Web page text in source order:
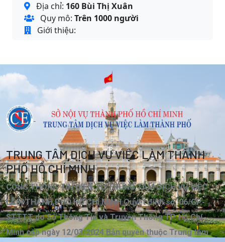
Địa chỉ: 160 Bùi Thị Xuân
Quy mô: Trên 1000 người
Giới thiệu:
TRUNG TÂM DỊCH VỤ VIỆC LÀM THÀNH
PHỐ HỒ CHÍ MINH
CỔNG THÔNG TIN ĐIỆN TỬ TRUNG TÂM DỊCH VỤ VIỆC
LÀM THÀNH PHỐ HỒ CHÍ MINH Quyết định số: 06/GP-
STTTT do Sở Thông Tin và Truyền Thông TP. Hồ Chí
Minh cấp ngày 12/03/2024 Bản quyền thuộc Trung tâm